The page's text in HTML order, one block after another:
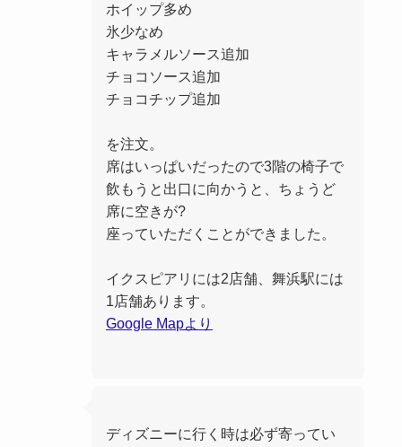
ホイップ多め
氷少なめ
キャラメルソース追加
チョコソース追加
チョコチップ追加
を注文。
席はいっぱいだったので3階の椅子で
飲もうと出口に向かうと、ちょうど
席に空きが?
座っていただくことができました。
イクスピアリには2店舗、舞浜駅には
1店舗あります。
Google Mapより
ディズニーに行く時は必ず寄ってい